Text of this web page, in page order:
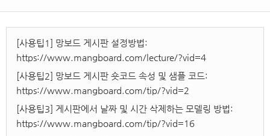
[사용팁1] 망보드 게시판 설정방법:
https://www.mangboard.com/lecture/?vid=4
[사용팁2] 망보드 게시판 숏코드 속성 및 샘플 코드:
https://www.mangboard.com/tip/?vid=2
[사용팁3] 게시판에서 날짜 및 시간 삭제하는 모델링 방법:
https://www.mangboard.com/tip/?vid=16